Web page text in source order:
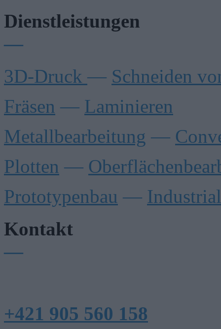
Dienstleistungen
—
3D-Druck — Schneiden
Fräsen — Laminieren
Metallbearbeitung —
Plotten —
Prototypenbau —
Kontakt
—
+421 905 560 158